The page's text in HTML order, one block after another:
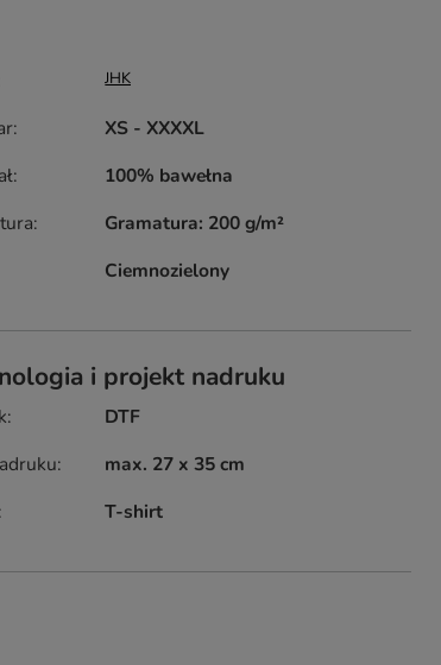
JHK
XS - XXXXL
100% bawełna
Gramatura: 200 g/m²
Ciemnozielony
i projekt nadruku
DTF
max. 27 x 35 cm
T-shirt